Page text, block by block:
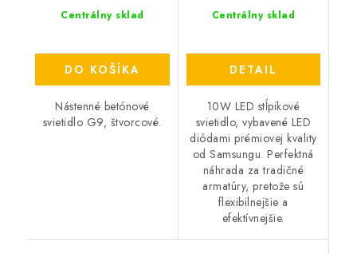
Centrálny sklad
DO KOŠÍKA
Nástenné betónové
svietidlo G9, štvorcové.
Centrálny sklad
DETAIL
10W LED stĺpikové
svietidlo, vybavené LED
diódami prémiovej kvality
od Samsungu. Perfektná
náhrada za tradičné
armatúry, pretože sú
flexibilnejšie a
efektívnejšie.